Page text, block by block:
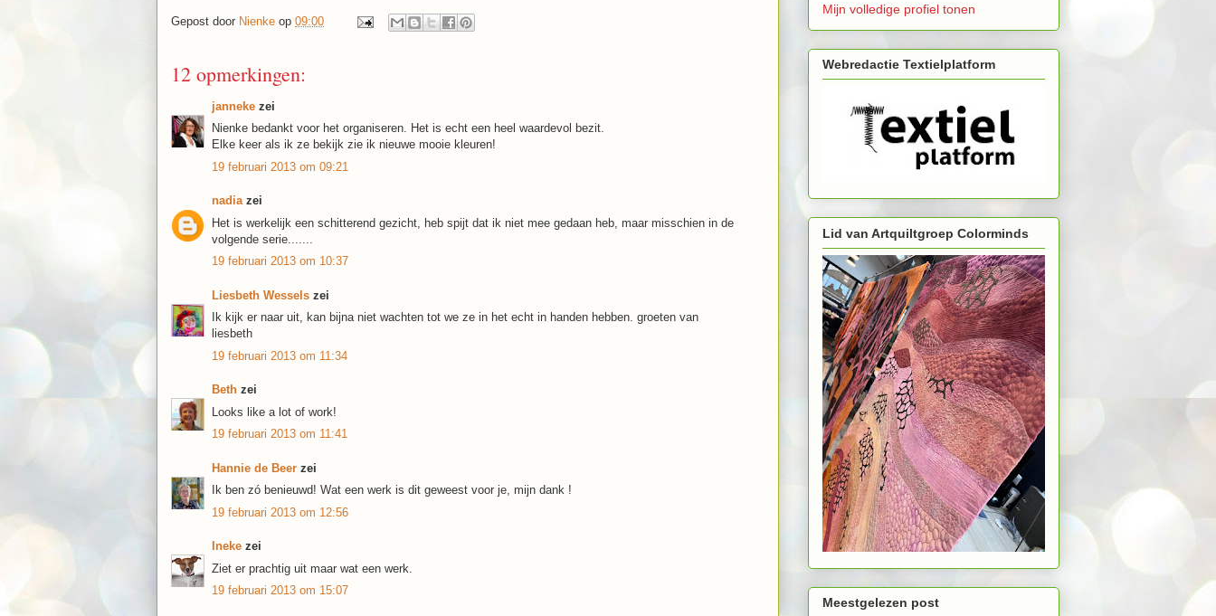
Gepost door Nienke op 09:00
12 opmerkingen:
janneke zei
Nienke bedankt voor het organiseren. Het is echt een heel waardevol bezit.
Elke keer als ik ze bekijk zie ik nieuwe mooie kleuren!
19 februari 2013 om 09:21
nadiazei
Het is werkelijk een schitterend gezicht, heb spijt dat ik niet mee gedaan heb, maar misschien in de
volgende serie.......
19 februari 2013 om 10:37
Liesbeth Wessels zei
Ik kijk er naar uit, kan bijna niet wachten tot we ze in het echt in handen hebben. groeten van
liesbeth
19 februari 2013 om 11:34
Beth zei
Looks like a lot of work!
19 februari 2013 om 11:41
Hannie de Beer zei
Ik ben zó benieuwd! Wat een werk is dit geweest voor je, mijn dank !
19 februari 2013 om 12:56
Ineke zei
Ziet er prachtig uit maar wat een werk.
19 februari 2013 om 15:07
Mijn volledige profiel tonen
Webredactie Textielplatform
Lid van Artquiltgroep Colorminds
Meestgelezen post